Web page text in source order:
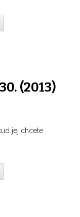
(2013)
jej chcete